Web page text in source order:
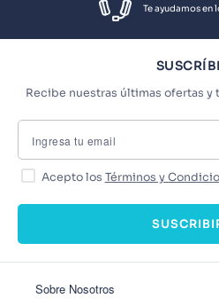
Te ayudamos en
Recibe nuestras últimas ofertas y
Acepto los Términos y
Sobre Nosotros